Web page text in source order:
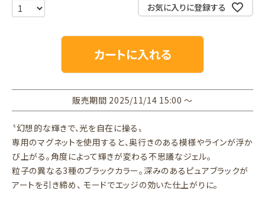
お気に入りに登録する
カートに入れる
販売期間 2025/11/14 15:00〜
〝幻想的な輝きで、光を自在に操る〟
専用のマグネットを使用すると、奥行きのある模様やラインが浮か
び上がる。角度によって輝きが変わる不思議なジェル。
粒子の異なる3種のブラックカラー。深みのあるピュアブラックが
アートを引き締め、 モードでエッジの効いた仕上がりに。